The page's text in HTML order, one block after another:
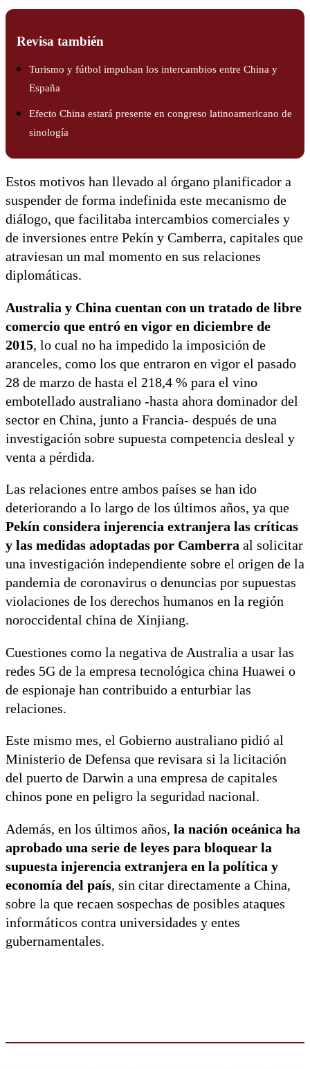
Revisa también
Turismo y fútbol impulsan los intercambios entre China y
España
Efecto China estará presente en congreso latinoamericano de
sinología
Estos motivos han llevado al órgano planificador a
suspender de forma indefinida este mecanismo de
diálogo, que facilitaba intercambios comerciales y
de inversiones entre Pekín y Camberra, capitales que
atraviesan un mal momento en sus relaciones
diplomáticas.
Australia y China cuentan con un tratado de libre
comercio que entró en vigor en diciembre de
2015, lo cual no ha impedido la imposición de
aranceles, como los que entraron en vigor el pasado
28 de marzo de hasta el 218,4 % para el vino
embotellado australiano -hasta ahora dominador del
sector en China, junto a Francia- después de una
investigación sobre supuesta competencia desleal y
venta a pérdida.
Las relaciones entre ambos países se han ido
deteriorando a lo largo de los últimos años, ya que
Pekín considera injerencia extranjera las críticas
y las medidas adoptadas por Camberra al solicitar
una investigación independiente sobre el origen de la
pandemia de coronavirus o denuncias por supuestas
violaciones de los derechos humanos en la región
noroccidental china de Xinjiang.
Cuestiones como la negativa de Australia a usar las
redes 5G de la empresa tecnológica china Huawei o
de espionaje han contribuido a enturbiar las
relaciones.
Este mismo mes, el Gobierno australiano pidió al
Ministerio de Defensa que revisara si la licitación
del puerto de Darwin a una empresa de capitales
chinos pone en peligro la seguridad nacional.
Además, en los últimos años, la nación oceánica ha
aprobado una serie de leyes para bloquear la
supuesta injerencia extranjera en la política y
economía del país, sin citar directamente a China,
sobre la que recaen sospechas de posibles ataques
informáticos contra universidades y entes
gubernamentales.